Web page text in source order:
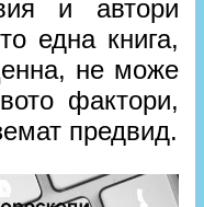
и автори
една книга,
не може
фактори,
предвид.